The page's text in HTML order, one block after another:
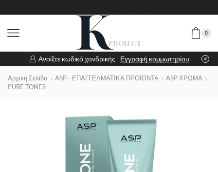
0
Ανοίξτε κωδικό χονδρικής Εγγραφή κομμωτηρίου
Αρχική Σελίδα ASP - ΕΠΑΓΓΕΛΜΑΤΙΚΑ ΠΡΟΪΟΝΤΑ
ASP ΧΡΩΜΑ
PURE TONES